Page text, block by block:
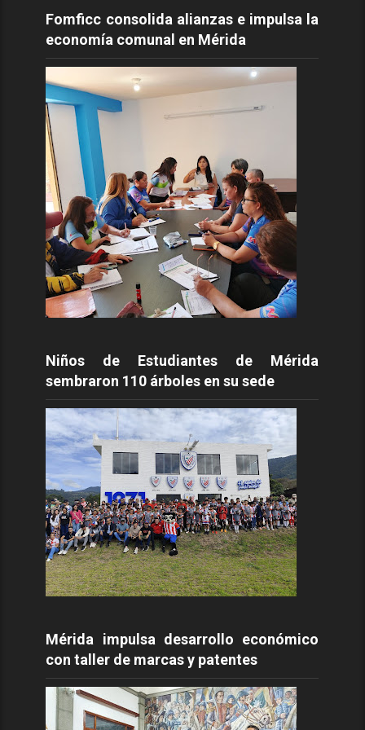
Fomficc consolida alianzas e impulsa la
economía comunal en Mérida
Niños de Estudiantes de Mérida
sembraron 110 árboles en su sede
Mérida impulsa desarrollo económico
con taller de marcas y patentes